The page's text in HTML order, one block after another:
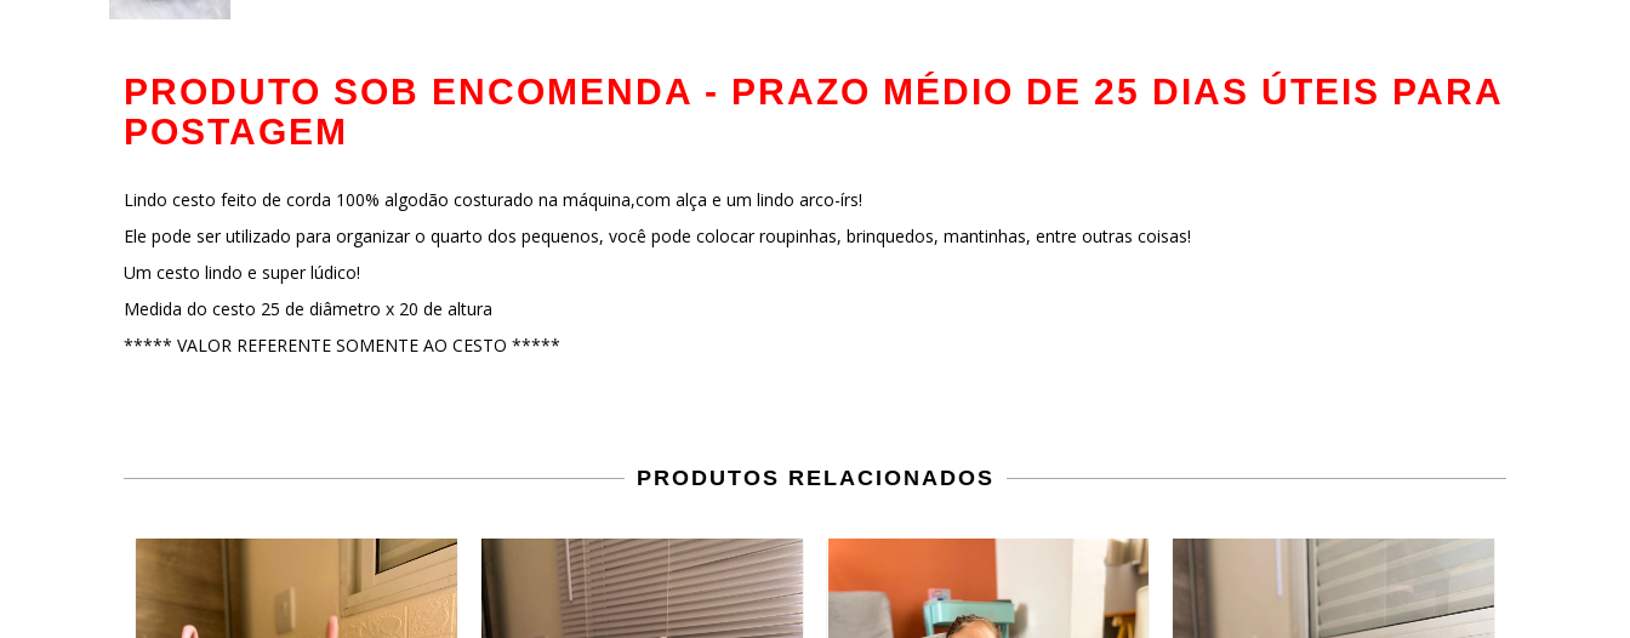
PRODUTO SOB ENCOMENDA - PRAZO MÉDIO DE 25 DIAS ÚTEIS PARA
POSTAGEM
Lindo cesto feito de corda 100% algodão costurado na máquina,com alça e um lindo arco-írs!
Ele pode ser utilizado para organizar o quarto dos pequenos, você pode colocar roupinhas, brinquedos, mantinhas, entre outras coisas!
Um cesto lindo e super lúdico!
Medida do cesto 25 de diâmetro x 20 de altura
***** VALOR REFERENTE SOMENTE AO CESTO *****
PRODUTOS RELACIONADOS